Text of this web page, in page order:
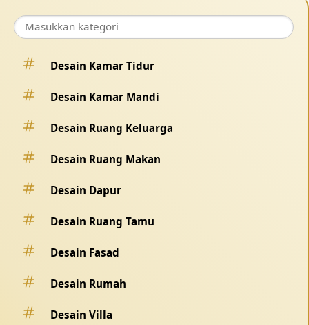
Desain Kamar Tidur
Desain Kamar Mandi
Desain Ruang Keluarga
Desain Ruang Makan
Desain Dapur
Desain Ruang Tamu
Desain Fasad
Desain Rumah
Desain Villa